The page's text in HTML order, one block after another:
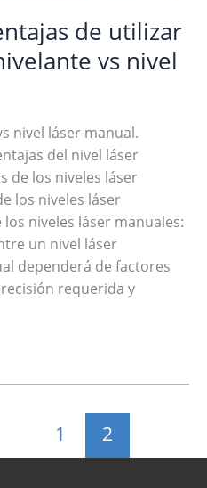
de utilizar
vs nivel
nivel láser manual.
del nivel láser
de los niveles láser
los niveles láser
niveles láser manuales:
un nivel láser
dependerá de factores
requerida y
1 2